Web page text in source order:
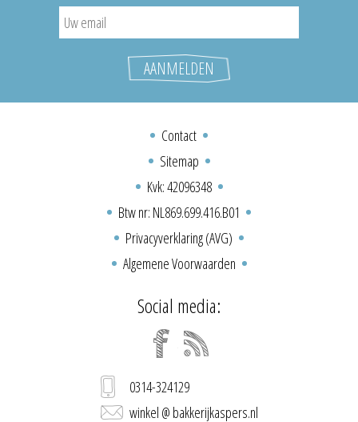
Contact
Sitemap
Kvk: 42096348
Btw nr: NL869.699.416.B01
Privacyverklaring (AVG)
Algemene Voorwaarden
Social media:
0314-324129
winkel @ bakkerijkaspers.nl